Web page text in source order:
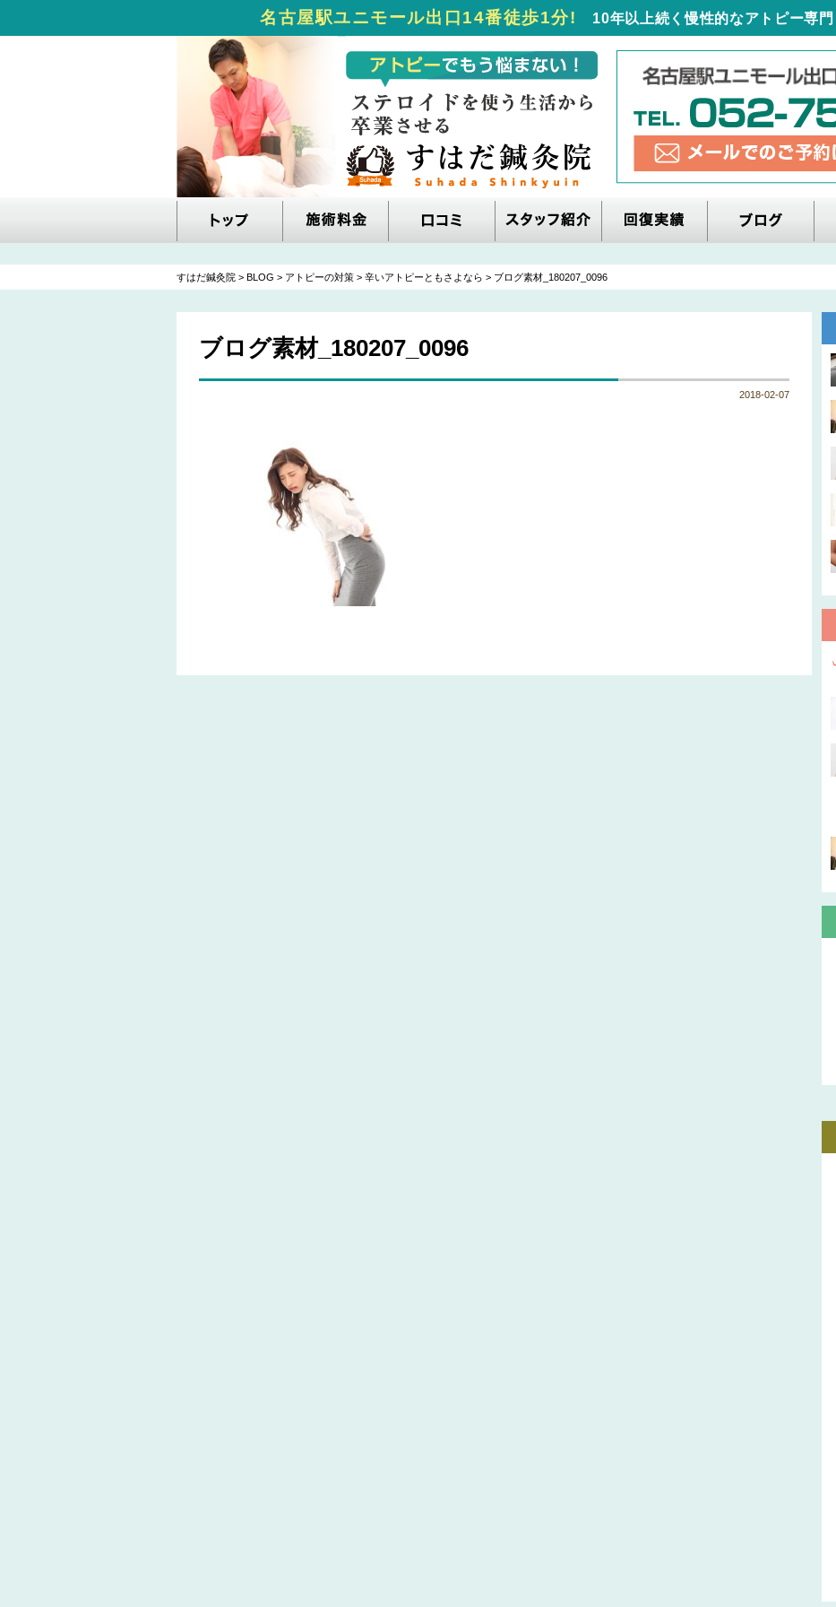
名古屋駅ユニモール出口14番徒歩1分! 10年以上続く慢性的なアトピー専
すはだ鍼灸院 > BLOG > アトピーの対策 > 辛いアトピーともさよなら > ブログ素材_180207_0096
ブログ素材_180207_0096
2018-02-07